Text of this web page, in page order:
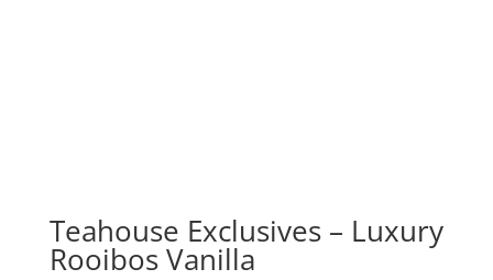
Teahouse Exclusives – Luxury
Rooibos Vanilla